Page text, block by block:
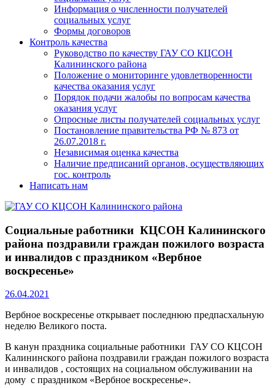
Информация о численности получателей
социальных услуг
Формы договоров
Контроль качества
Руководство по качеству ГАУ СО КЦСОН
Калининского района
Положение о мониторинге удовлетворенности
качества оказания услуг
Порядок подачи жалобы по вопросам качества
оказания услуг
Опросные листы получателей социальных услуг
Постановление правительства РФ № 873 от
26.07.2018 г.
Независимая оценка качества
Наличие предписаний органов, осуществляющих
гос. контроль
Написать нам
Социальные работники КЦСОН Калининского
района поздравили граждан пожилого возраста
и инвалидов с праздником «Вербное
воскресенье»
26.04.2021
Вербное воскресенье открывает последнюю предпасхальную
неделю Великого поста.
В канун праздника социальные работники ГАУ СО КЦСОН
Калининского района поздравили граждан пожилого возраста
и инвалидов , состоящих на социальном обслуживании на
дому с праздником «Вербное воскресенье».